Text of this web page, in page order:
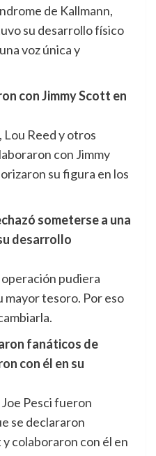
de Kallmann,
su desarrollo físico
voz única y
con Jimmy Scott en
Lou Reed y otros
con Jimmy
su figura en los
someterse a una
desarrollo
pudiera
mayor tesoro. Por eso
fanáticos de
con él en su
Pesci fueron
se declararon
colaboraron con él en